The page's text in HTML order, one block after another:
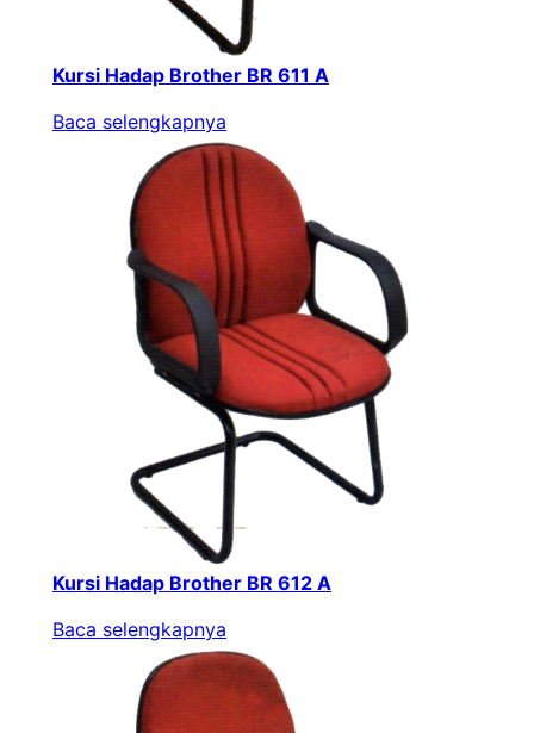
Kursi Hadap Brother BR 611 A
Baca selengkapnya
Kursi Hadap Brother BR 612 A
Baca selengkapnya